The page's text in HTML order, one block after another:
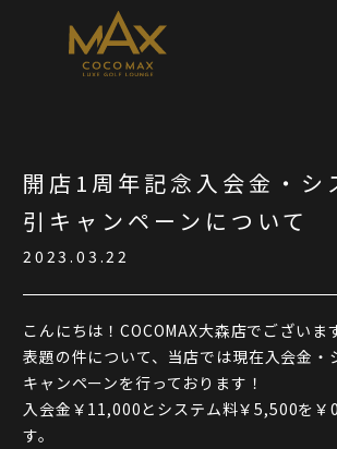
開店1周年記念入会金・シ
引キャンペーンについて
2023.03.22
こんにちは！COCOMAX大森店でございます
表題の件について、当店では現在入会金・
キャンペーンを行っております！
入会金￥11,000とシステム料￥5,500を￥
す。